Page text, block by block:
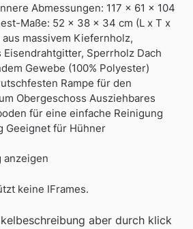
Abmessungen: 117 x 61 x 104
Maße: 52 x 38 x 34 cm (L x T x
aus massivem Kiefernholz,
Sperrholz Dach
Gewebe (100% Polyester)
Rampe für den
Obergeschoss Ausziehbares
für eine einfache Reinigung
Geeignet für Hühner
keine IFrames.
aber durch klick